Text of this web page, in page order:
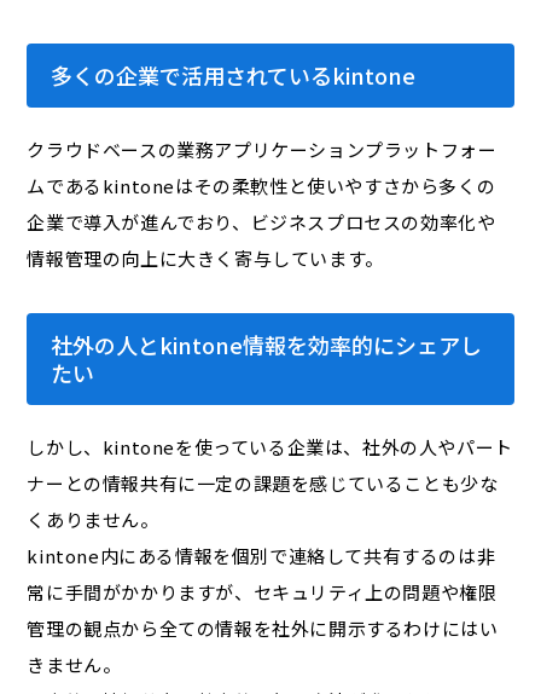
多くの企業で活用されているkintone
クラウドベースの業務アプリケーションプラットフォー
ムであるkintoneはその柔軟性と使いやすさから多くの
企業で導入が進んでおり、ビジネスプロセスの効率化や
情報管理の向上に大きく寄与しています。
社外の人とkintone情報を効率的にシェアし
たい
しかし、kintoneを使っている企業は、社外の人やパート
ナーとの情報共有に一定の課題を感じていることも少な
くありません。
kintone内にある情報を個別で連絡して共有するのは非
常に手間がかかりますが、セキュリティ上の問題や権限
管理の観点から全ての情報を社外に開示するわけにはい
きません。